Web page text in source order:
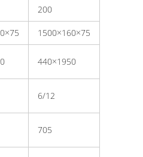
200
1500×160×75
440×1950
6/12
705